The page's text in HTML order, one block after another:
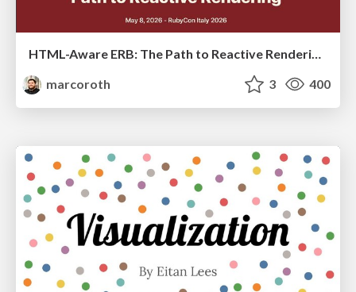
HTML-Aware ERB: The Path to Reactive Rendering @ RubyCon 2026, Rimini, Italy
marcoroth
3 400